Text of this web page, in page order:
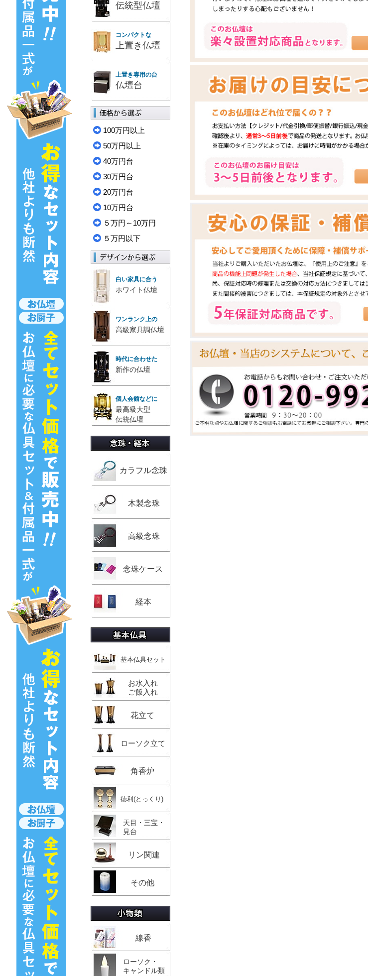
伝統型仏壇
コンパクトな
上置き仏壇
上置き専用の台
仏壇台
100万円以上
50万円以上
40万円台
30万円台
20万円台
10万円台
５万円～10万円
５万円以下
白い家具に合う
ホワイト仏壇
ワンランク上の
高級家具調仏壇
時代に合わせた
新作の仏壇
個人会館などに
最高級大型
伝統仏壇
カラフル念珠
木製念珠
高級念珠
念珠ケース
経本
基本仏具セット
お水入れ
ご飯入れ
花立て
ローソク立て
角香炉
徳利(とっくり)
天目・三宝・
見台
リン関連
その他
線香
ローソク・
キャンドル類